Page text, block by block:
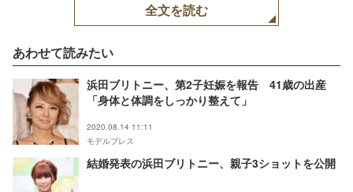
全文を読む
あわせて読みたい
浜田ブリトニー、第2子妊娠を報告 41歳の出産
「身体と体調をしっかり整えて」
2020.08.14 11:11
モデルプレス
結婚発表の浜田ブリトニー、親子3ショットを公開